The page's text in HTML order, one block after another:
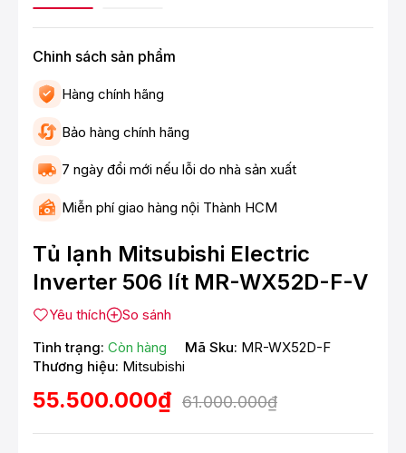
Chinh sách sản phẩm
Hàng chính hãng
Bảo hàng chính hãng
7 ngày đổi mới nếu lỗi do nhà sản xuất
Miễn phí giao hàng nội Thành HCM
Tủ lạnh Mitsubishi Electric
Inverter 506 lít MR-WX52D-F-V
Yêu thích
So sánh
Tình trạng: Còn hàng Mã Sku: MR-WX52D-F
Thương hiệu: Mitsubishi
55.500.000₫ 61.000.000₫